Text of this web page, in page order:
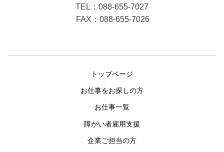
TEL：088-655-7027
FAX：088-655-7026
トップページ
お仕事をお探しの方
お仕事一覧
障がい者雇用支援
企業ご担当の方